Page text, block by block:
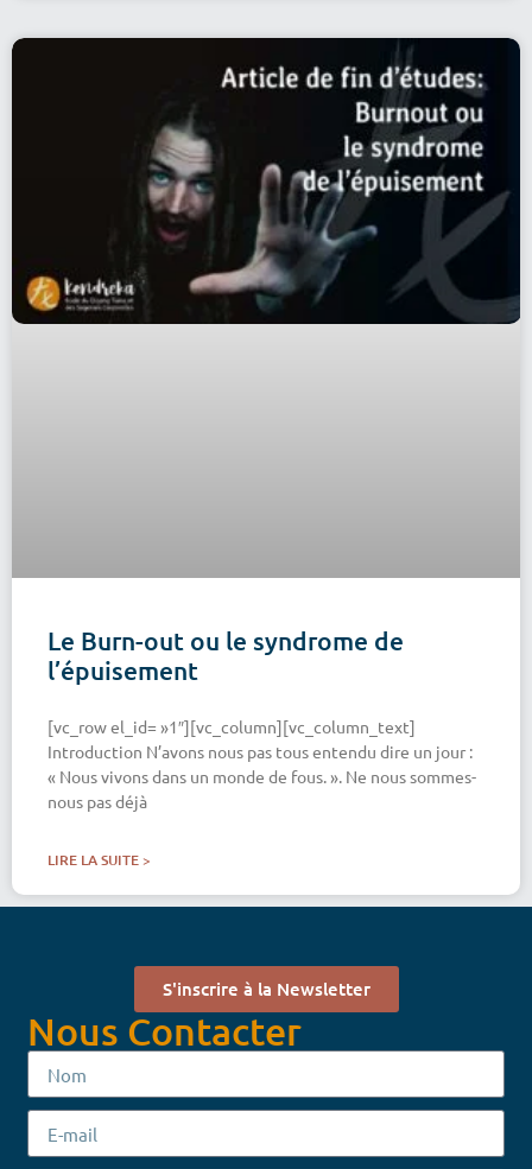
Le Burn-out ou le syndrome de
l’épuisement
[vc_row el_id= »1″][vc_column][vc_column_text]
Introduction N’avons nous pas tous entendu dire un jour :
« Nous vivons dans un monde de fous. ». Ne nous sommes-
nous pas déjà
LIRE LA SUITE >
S'inscrire à la Newsletter
Nous Contacter